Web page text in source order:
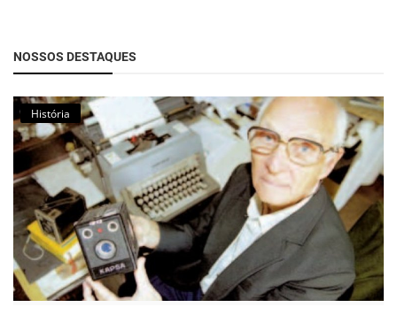
NOSSOS DESTAQUES
História